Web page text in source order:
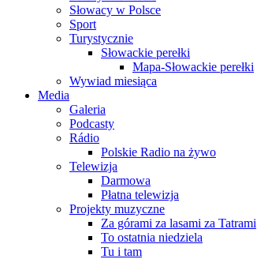
Słowacy w Polsce
Sport
Turystycznie
Słowackie perełki
Mapa-Słowackie perełki
Wywiad miesiąca
Media
Galeria
Podcasty
Rádio
Polskie Radio na żywo
Telewizja
Darmowa
Płatna telewizja
Projekty muzyczne
Za górami za lasami za Tatrami
To ostatnia niedziela
Tu i tam